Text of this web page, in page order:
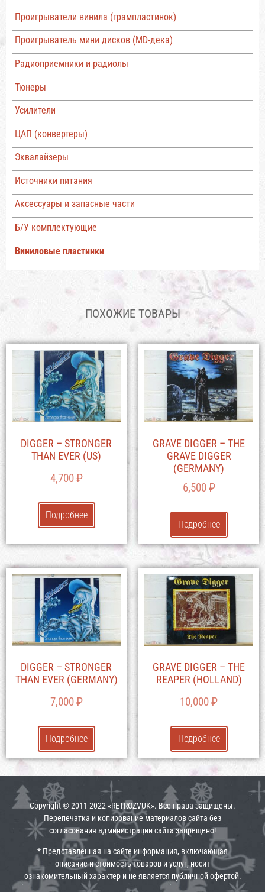
Проигрыватели винила (грампластинок)
Проигрыватель мини дисков (MD-дека)
Радиоприемники и радиолы
Тюнеры
Усилители
ЦАП (конвертеры)
Эквалайзеры
Источники питания
Аксессуары и запасные части
Б/У комплектующие
Виниловые пластинки
ПОХОЖИЕ ТОВАРЫ
DIGGER – STRONGER
THAN EVER (US)
4,700₽
Подробнее
GRAVE DIGGER – THE
GRAVE DIGGER
(GERMANY)
6,500₽
Подробнее
DIGGER – STRONGER
THAN EVER (GERMANY)
7,000₽
Подробнее
GRAVE DIGGER – THE
REAPER (HOLLAND)
10,000₽
Подробнее
Copyright © 2011-2022 «RETROZVUK». Все права защищены.
Перепечатка и копирование материалов сайта без
согласования администрации сайта запрещено!
* Представленная на сайте информация, включающая
описание и стоимость товаров и услуг, носит
ознакомительный характер и не является публичной офертой.